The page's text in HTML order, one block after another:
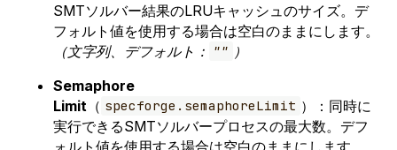
SMTソルバー結果のLRUキャッシュのサイズ。デ
フォルト値を使用する場合は空白のままにします。
（文字列、デフォルト： "" ）
Semaphore
Limit （ specforge.semaphoreLimit ）：同時に
実行できるSMTソルバープロセスの最大数。デフ
ォルト値を使用する場合は空白のままにします。